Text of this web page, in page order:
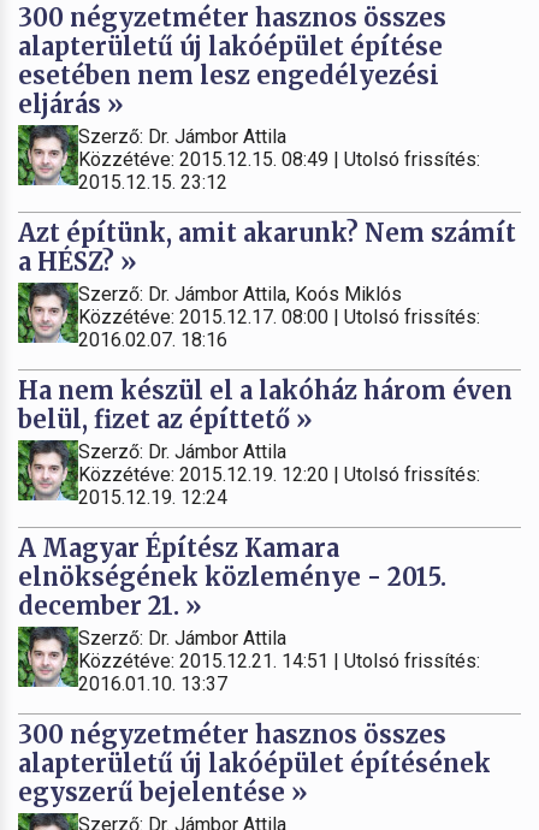
300 négyzetméter hasznos összes
alapterületű új lakóépület építése
esetében nem lesz engedélyezési
eljárás »
Szerző: Dr. Jámbor Attila
Közzétéve: 2015.12.15. 08:49 | Utolsó frissítés:
2015.12.15. 23:12
Azt építünk, amit akarunk? Nem számít
a HÉSZ? »
Szerző: Dr. Jámbor Attila, Koós Miklós
Közzétéve: 2015.12.17. 08:00 | Utolsó frissítés:
2016.02.07. 18:16
Ha nem készül el a lakóház három éven
belül, fizet az építtető »
Szerző: Dr. Jámbor Attila
Közzétéve: 2015.12.19. 12:20 | Utolsó frissítés:
2015.12.19. 12:24
A Magyar Építész Kamara
elnökségének közleménye - 2015.
december 21. »
Szerző: Dr. Jámbor Attila
Közzétéve: 2015.12.21. 14:51 | Utolsó frissítés:
2016.01.10. 13:37
300 négyzetméter hasznos összes
alapterületű új lakóépület építésének
egyszerű bejelentése »
Szerző: Dr. Jámbor Attila